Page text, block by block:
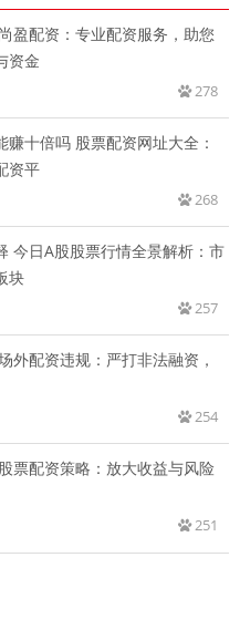
盈配资：专业配资服务，助您
资金
278
赚十倍吗 股票配资网址大全：
资平
268
今日A股股票行情全景解析：市
块
257
外配资违规：严打非法融资，
254
票配资策略：放大收益与风险
251